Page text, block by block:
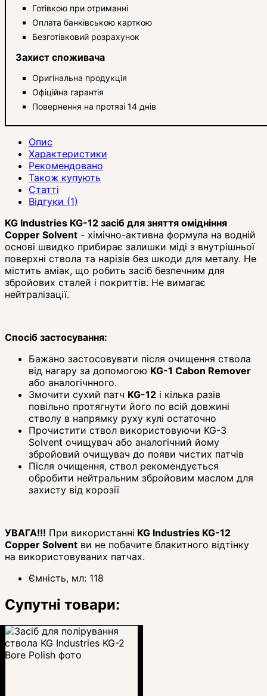
Готівкою при отриманні
Оплата банківською карткою
Безготівковий розрахунок
Захист споживача
Оригінальна продукція
Офіційна гарантія
Повернення на протязі 14 днів
Опис
Характеристики
Рекомендовано
Також купують
Статті
Відгуки (1)
KG Industries KG-12 засіб для зняття омідніння
Copper Solvent - хімічно-активна формула на водній
основі швидко прибирає залишки міді з внутрішньої
поверхні ствола та нарізів без шкоди для металу. Не
містить аміак, що робить засіб безпечним для
збройових сталей і покриттів. Не вимагає
нейтралізації.
Спосіб застосування:
Бажано застосовувати після очищення ствола
від нагару за допомогою KG-1 Cabon Remover
або аналогічнного.
Змочити сухий патч KG-12 і кілька разів
повільно протягнути його по всій довжині
стволу в напрямку руху кулі остаточно
Прочистити ствол використовуючи KG-3
Solvent очищувач або аналогічний йому
збройовий очищувач до появи чистих патчів
Після очищення, ствол рекомендується
обробити нейтральним збройовим маслом для
захисту від корозії
УВАГА!!! При використанні KG Industries KG-12
Copper Solvent ви не побачите блакитного відтінку
на використовуваних патчах.
Ємність, мл: 118
Супутні товари: